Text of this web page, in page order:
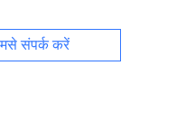
संपर्क करें